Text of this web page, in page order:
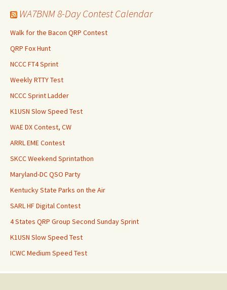
WA7BNM 8-Day Contest Calendar
Walk for the Bacon QRP Contest
QRP Fox Hunt
NCCC FT4 Sprint
Weekly RTTY Test
NCCC Sprint Ladder
K1USN Slow Speed Test
WAE DX Contest, CW
ARRL EME Contest
SKCC Weekend Sprintathon
Maryland-DC QSO Party
Kentucky State Parks on the Air
SARL HF Digital Contest
4 States QRP Group Second Sunday Sprint
K1USN Slow Speed Test
ICWC Medium Speed Test